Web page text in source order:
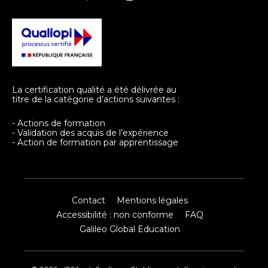
La certification qualité a été délivrée au
titre de la catégorie d’actions suivantes :
- Actions de formation
- Validation des acquis de l’expérience
- Action de formation par apprentissage
Contact
Mentions légales
Accessibilité : non conforme
FAQ
Galileo Global Education